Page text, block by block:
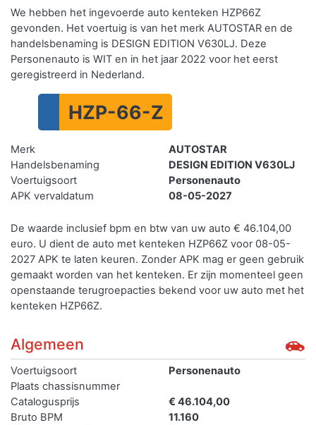
We hebben het ingevoerde auto kenteken HZP66Z
gevonden. Het voertuig is van het merk AUTOSTAR en de
handelsbenaming is DESIGN EDITION V630LJ. Deze
Personenauto is WIT en in het jaar 2022 voor het eerst
geregistreerd in Nederland.
HZP-66-Z
Merk
AUTOSTAR
Handelsbenaming
DESIGN EDITION V630LJ
Voertuigsoort
Personenauto
APK vervaldatum
08-05-2027
De waarde inclusief bpm en btw van uw auto € 46.104,00
euro. U dient de auto met kenteken HZP66Z voor 08-05-
2027 APK te laten keuren. Zonder APK mag er geen gebruik
gemaakt worden van het kenteken. Er zijn momenteel geen
openstaande terugroepacties bekend voor uw auto met het
kenteken HZP66Z.
Algemeen
Voertuigsoort
Personenauto
Plaats chassisnummer
Catalogusprijs
€ 46.104,00
Bruto BPM
11.160